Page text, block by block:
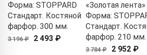
Форма: STOPPARD
Стандарт. Костяной
фарфор. 300 мм.
3 196 ₽ 2 493 ₽
«Золотая лента»
Форма:
Стандарт.
фарфор. 210 мм.
3 784 ₽ 2 952 ₽